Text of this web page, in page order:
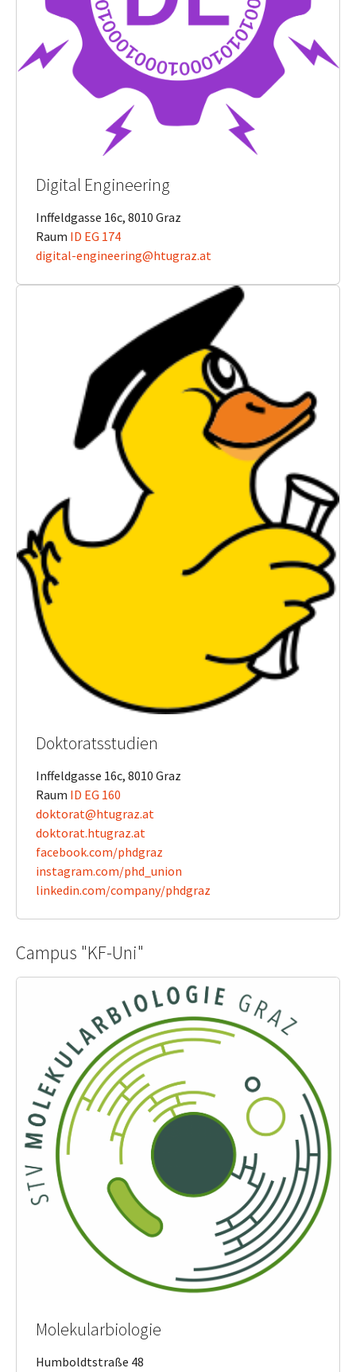
Digital Engineering
Inffeldgasse 16c, 8010 Graz
Raum ID EG 174
digital-engineering@htugraz.at
Doktoratsstudien
Inffeldgasse 16c, 8010 Graz
Raum ID EG 160
doktorat@htugraz.at
​​​​​​​doktorat.htugraz.at
​​​​​​​facebook.com/phdgraz
instagram.com/phd_union
linkedin.com/company/phdgraz
Campus "KF-Uni"
Molekularbiologie
Humboldtstraße 48